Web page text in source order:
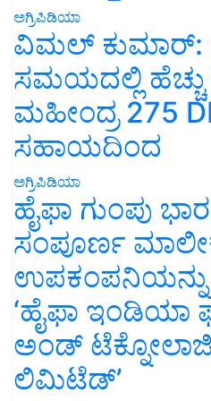
ಅಗ್ರಿಪಿಡಿಯಾ
ವಿಮಲ್
ಸಮಯದಲ್ಲಿ ಹೆಚ್ಚು
ಮಹೀಂದ್ರ 275
ಸಹಾಯದಿಂದ
ಅಗ್ರಿಪಿಡಿಯಾ
ಹೈಫಾ ಗುಂಪು
ಸಂಪೂರ್ಣ
ಉಪಕಂಪನಿಯನ್ನು
‘ಹೈಫಾ ಇಂಡಿಯಾ
ಅಂಡ್
ಲಿಮಿಟೆಡ್’